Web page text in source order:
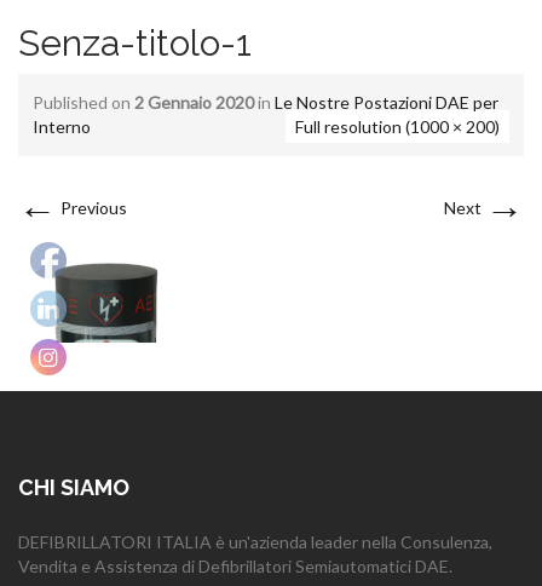
Senza-titolo-1
Published on 2 Gennaio 2020in Le Nostre Postazioni DAE per
Interno
Full resolution (1000 × 200)
← Previous Next →
CHI SIAMO
DEFIBRILLATORI ITALIA è un'azienda leader nella Consulenza,
Vendita e Assistenza di Defibrillatori Semiautomatici DAE.